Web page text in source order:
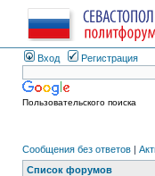
Вход Регистрация
Пользовательского поиска
Сообщения без ответов |
Список форумов